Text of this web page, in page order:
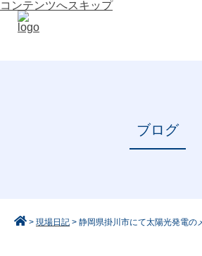
コンテンツへスキップ
ブログ
> 現場日記 > 静岡県掛川市にて太陽光発電の